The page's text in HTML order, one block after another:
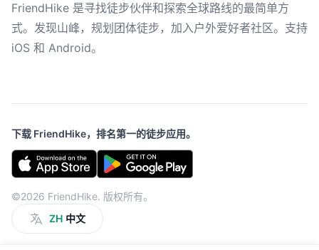
FriendHike 是寻找徒步伙伴和探索全球路线的最简单方
式。发现山峰，规划团体徒步，加入户外爱好者社区。支持
iOS 和 Android。
下载 FriendHike，排名第一的徒步应用。
©2026 FriendHike. 版权所有。
ZH 中文